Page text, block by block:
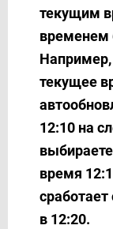
текущим
временем
текущее
12:10 на
время
в 12:20.